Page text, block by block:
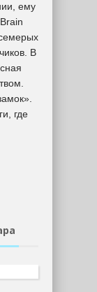
ему
В
где